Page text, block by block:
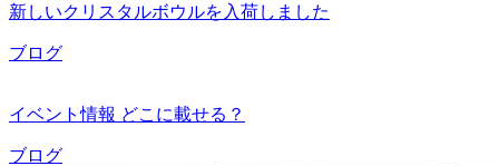
新しいクリスタルボウルを入荷しました
ブログ
イベント情報 どこに載せる？
ブログ